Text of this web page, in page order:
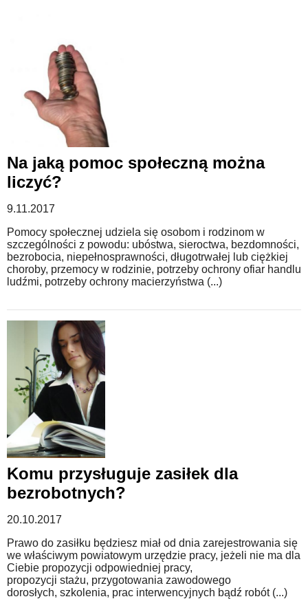
Na jaką pomoc społeczną można
liczyć?
9.11.2017
Pomocy społecznej udziela się osobom i rodzinom w
szczególności z powodu: ubóstwa, sieroctwa, bezdomności,
bezrobocia, niepełnosprawności, długotrwałej lub ciężkiej
choroby, przemocy w rodzinie, potrzeby ochrony ofiar handlu
ludźmi, potrzeby ochrony macierzyństwa (...)
Komu przysługuje zasiłek dla
bezrobotnych?
20.10.2017
Prawo do zasiłku będziesz miał od dnia zarejestrowania się
we właściwym powiatowym urzędzie pracy, jeżeli nie ma dla
Ciebie propozycji odpowiedniej pracy,
propozycji stażu, przygotowania zawodowego
dorosłych, szkolenia, prac interwencyjnych bądź robót (...)